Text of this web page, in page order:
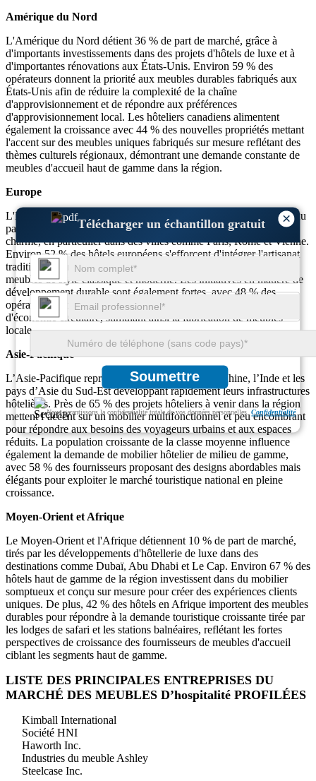
×
Télécharger un échantillon gratuit
Soumettre
Nous garantissons la confidentialité totale de vos données personnelles.Confidentialité
Amérique du Nord
L'Amérique du Nord détient 36 % de part de marché, grâce à
d'importants investissements dans des projets d'hôtels de luxe et à
d'importantes rénovations aux États-Unis. Environ 59 % des
opérateurs donnent la priorité aux meubles durables fabriqués aux
États-Unis afin de réduire la complexité de la chaîne
d'approvisionnement et de répondre aux préférences
d'approvisionnement local. Les hôteliers canadiens alimentent
également la croissance avec 44 % des nouvelles propriétés mettant
l'accent sur des meubles uniques fabriqués sur mesure reflétant des
thèmes culturels régionaux, démontrant une demande constante de
meubles d'accueil haut de gamme dans la région.
Europe
L'Europe représente 29 % du marché du mobilier d'accueil, soutenu
par les rénovations en cours dans les hôtels patrimoniaux et de
charme, en particulier dans des villes comme Paris, Rome et Vienne.
Environ 52 % des hôtels européens s'efforcent d'intégrer l'artisanat
traditionnel au design contemporain, ce qui stimule la demande de
meubles de style classique et moderne. Les initiatives en matière de
développement durable sont également fortes, avec 48 % des
opérateurs hôteliers européens mettant en œuvre des pratiques
d'économie circulaire, stimulant ainsi la fabrication de meubles
locale.
Asie-Pacifique
L’Asie-Pacifique représente 25 % du marché, la Chine, l’Inde et les
pays d’Asie du Sud-Est développant rapidement leurs infrastructures
hôtelières. Près de 65 % des projets hôteliers à venir dans la région
mettent l’accent sur un mobilier multifonctionnel et peu encombrant
pour répondre aux besoins des voyageurs urbains et aux espaces
réduits. La population croissante de la classe moyenne influence
également la demande de mobilier hôtelier de milieu de gamme,
avec 58 % des fournisseurs proposant des designs abordables mais
élégants pour exploiter le marché touristique national en pleine
croissance.
Moyen-Orient et Afrique
Le Moyen-Orient et l'Afrique détiennent 10 % de part de marché,
tirés par les développements d'hôtellerie de luxe dans des
destinations comme Dubaï, Abu Dhabi et Le Cap. Environ 67 % des
hôtels haut de gamme de la région investissent dans du mobilier
somptueux et conçu sur mesure pour créer des expériences clients
uniques. De plus, 42 % des hôtels en Afrique importent des meubles
durables pour répondre à la demande touristique croissante tirée par
les lodges de safari et les stations balnéaires, reflétant les fortes
perspectives de croissance des fournisseurs de meubles d'accueil
ciblant les segments haut de gamme.
LISTE DES PRINCIPALES ENTREPRISES DU
MARCHÉ DES MEUBLES D’hospitalité PROFILÉES
Kimball International
Société HNI
Haworth Inc.
Industries du meuble Ashley
Steelcase Inc.